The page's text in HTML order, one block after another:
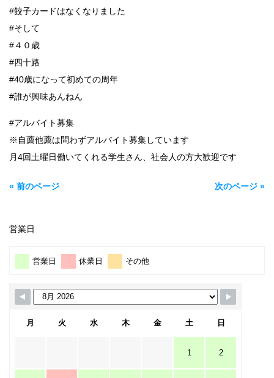
#餃子カードはなくなりました
#そして
#４０歳
#四十路
#40歳になって初めての周年
#誰が興味あんねん
#アルバイト募集
※自薦他薦は問わずアルバイト募集しています
月4回土曜日働いてくれる学生さん、社会人の方大歓迎です
« 前のページ 次のページ »
営業日
営業日 休業日 その他
月 火 水 木 金 土 日
1 2